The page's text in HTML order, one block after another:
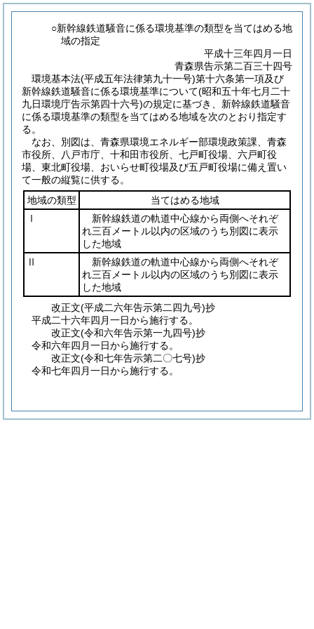
○新幹線鉄道騒音に係る環境基準の類型を当てはめる地
域の指定
平成十三年四月一日
青森県告示第二百三十四号
環境基本法(平成五年法律第九十一号)第十六条第一項及び
新幹線鉄道騒音に係る環境基準について(昭和五十年七月二十
九日環境庁告示第四十六号)の規定に基づき、新幹線鉄道騒音
に係る環境基準の類型を当てはめる地域を次のとおり指定す
る。
なお、別図は、青森県環境エネルギー部環境政策課、青森
市役所、八戸市庁、十和田市役所、七戸町役場、六戸町役
場、東北町役場、おいらせ町役場及び五戸町役場に備え置い
て一般の縦覧に供する。
地域の類型
当てはめる地域
Ⅰ
新幹線鉄道の軌道中心線から両側へそれぞ
れ三百メートル以内の区域のうち別図に表示
した地域
Ⅱ
新幹線鉄道の軌道中心線から両側へそれぞ
れ三百メートル以内の区域のうち別図に表示
した地域
改正文(平成二六年告示第二四九号)抄
平成二十六年四月一日から施行する。
改正文(令和六年告示第一九四号)抄
令和六年四月一日から施行する。
改正文(令和七年告示第二〇七号)抄
令和七年四月一日から施行する。